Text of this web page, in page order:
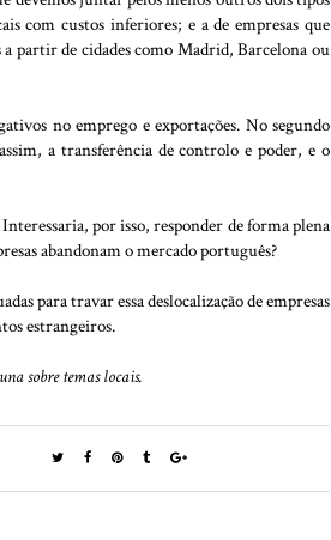
com custos inferiores; e a de empresas que
a partir de cidades como Madrid, Barcelona ou
no emprego e exportações. No segundo
a transferência de controlo e poder, e o
por isso, responder de forma plena
abandonam o mercado português?
para travar essa deslocalização de empresas
estrangeiros.
sobre temas locais.